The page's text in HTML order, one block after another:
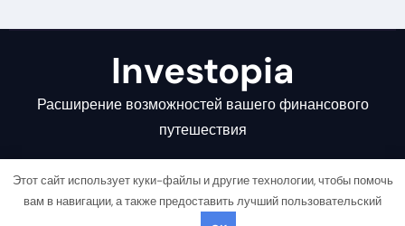
Investopia
Расширение возможностей вашего финансового
путешествия
Этот сайт использует куки-файлы и другие технологии, чтобы помочь
вам в навигации, а также предоставить лучший пользовательский